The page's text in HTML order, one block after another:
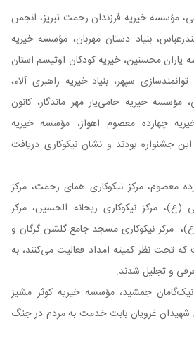
مؤسسه خیریه فرزندان رحمت تبریز، انجمن
بنیاد دستان مهربان، مؤسسه خیریه
یاران محسنین، خیریه کودکان اوتیسم استان
سپهر، بنیاد خیریه راهبری آلاء،
خیریه حامی‌یار مهر ماندگار، کانون
چهارده معصوم اهواز، مؤسسه خیریه
جشنواره بودند و نشان نیکوکاری دریافت
معصوم، مرکز نیکوکاری همای رحمت، مرکز
(ع)، مرکز نیکوکاری ریحانه الحسین، مرکز
مرکز نیکوکاری مسجد جامع گلشن گرگان و
که تحت نظر کمیته امداد فعالیت می‌کنند، به
و تجلیل شدند.
جمشید، مؤسسه خیریه کوثر مشیز
شهیدان غرویان بابت خدمت به مردم در جنگ